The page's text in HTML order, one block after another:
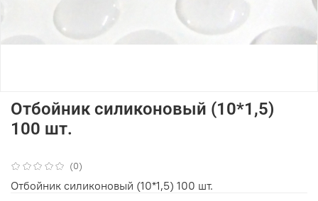
(0)
Отбойник силиконовый (10*1,5)
100 шт.
Отбойник силиконовый (10*1,5) 100 шт.